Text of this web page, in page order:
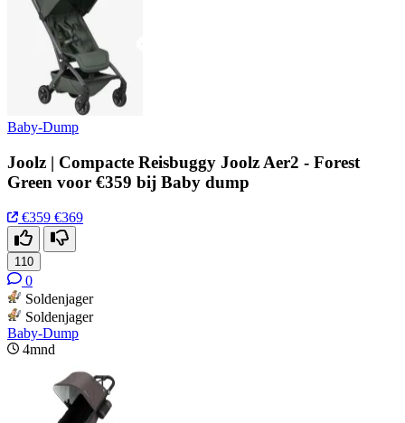
Baby-Dump
Joolz | Compacte Reisbuggy Joolz Aer2 - Forest
Green voor €359 bij Baby dump
€359 €369
110
0
Soldenjager
Soldenjager
Baby-Dump
4mnd